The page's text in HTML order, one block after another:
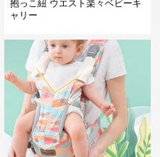
抱っこ紐 ウエスト楽々ベビーキ
ャリー